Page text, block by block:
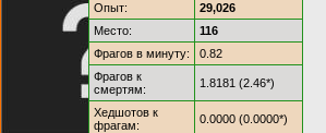
Опыт:
29,026
Место:
116
Фрагов в минуту:
0.82
Фрагов к
смертям:
1.8181 (2.46*)
Хедшотов к
фрагам:
0.0000 (0.0000*)